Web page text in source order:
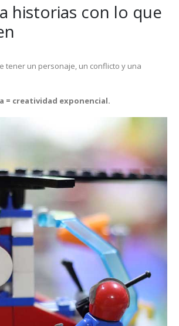
historias con lo que
tener un personaje, un conflicto y una
= creatividad exponencial.